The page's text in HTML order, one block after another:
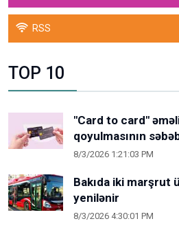
RSS
TOP 10
"Card to card"
qoyulmasının
8/3/2026 1:21:03 PM
Bakıda iki marşrut
yenilənir
8/3/2026 4:30:01 PM